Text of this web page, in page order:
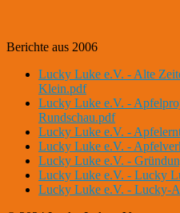
Berichte aus 2006
Lucky Luke e.V. - Alte
Klein.pdf
Lucky Luke e.V. -
Rundschau.pdf
Lucky Luke e.V. -
Lucky Luke e.V. -
Lucky Luke e.V. -
Lucky Luke e.V. - Lucky
Lucky Luke e.V. - Lucky-